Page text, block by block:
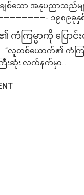
စ်သော အနုပညာသည်မျာ
၁၉၈၉ခုနှ
ြမ္မာကို ပြောင်
“လူတစ်ယောက်၏ ကံကြမ္
းဆုံး လက်နက်မှာ...